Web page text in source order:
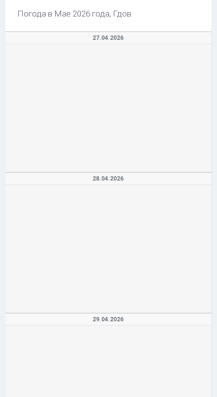
Погода в Мае 2026 года, Гдов.
27.04.2026
28.04.2026
29.04.2026